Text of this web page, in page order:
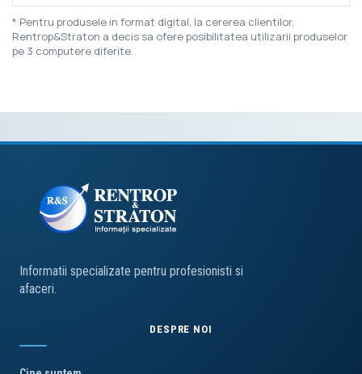
* Pentru produsele in format digital, la cererea clientilor,
Rentrop&Straton a decis sa ofere posibilitatea utilizarii produselor
pe 3 computere diferite.
Informatii specializate pentru profesionisti si
afaceri.
DESPRE NOI